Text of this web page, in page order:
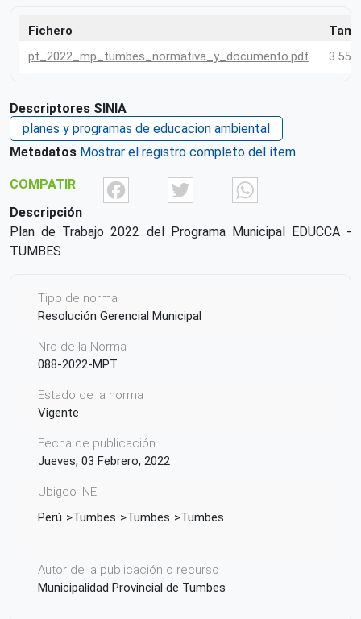
Fichero
pt_2022_mp_tumbes_normativa_y_documento.pdf
3.55
Descriptores SINIA
planes y programas de educacion ambiental
Metadatos Mostrar el registro completo del ítem
COMPATIR FacebookTwitter
Descripción
Plan de Trabajo 2022 del Programa Municipal EDUCCA -
TUMBES
Tipo de norma
Resolución Gerencial Municipal
Nro de la Norma
088-2022-MPT
Estado de la norma
Vigente
Fecha de publicación
Jueves, 03 Febrero, 2022
Ubigeo INEI
Perú
Tumbes Tumbes Tumbes
Autor de la publicación o recurso
Municipalidad Provincial de Tumbes